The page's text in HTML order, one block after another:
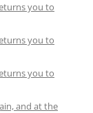
you to
you to
you to
and at the